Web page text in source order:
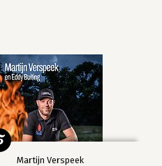
Martijn Verspeek